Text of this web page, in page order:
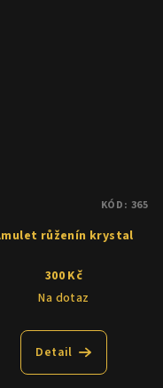
růženín krystal
300 Kč
Na dotaz
Detail
KÓD: 365